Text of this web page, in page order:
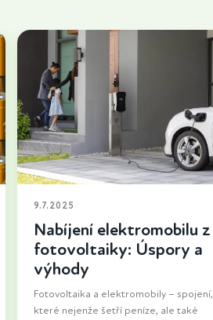
9.7.2025
Nabíjení elektromobilu z
fotovoltaiky: Úspory a
výhody
Fotovoltaika a elektromobily – spojení,
které nejenže šetří peníze, ale také